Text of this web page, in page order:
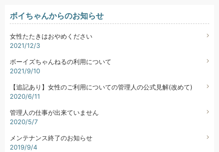
ボイちゃんからのお知らせ
女性たたきはおやめください
2021/12/3
ボーイズちゃんねるの利用について
2021/9/10
【追記あり】女性のご利用についての管理人の公式見解(改めて)
2020/6/11
管理人の仕事が出来ていません
2020/5/7
メンテナンス終了のお知らせ
2019/9/4